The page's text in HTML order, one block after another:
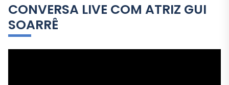
CONVERSA LIVE COM ATRIZ GUI
SOARRÊ